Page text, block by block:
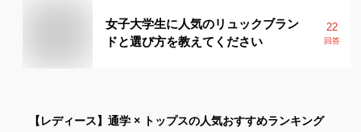
女子大学生に人気のリュックブラン
ドと選び方を教えてください
22
回答
【レディース】 通学 × トップスの人気おすすめランキング